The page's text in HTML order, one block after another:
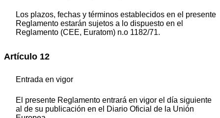
Los plazos, fechas y términos establecidos en el presente
Reglamento estarán sujetos a lo dispuesto en el
Reglamento (CEE, Euratom) n.o 1182/71.
Artículo 12
Entrada en vigor
El presente Reglamento entrará en vigor el día siguiente
al de su publicación en el Diario Oficial de la Unión